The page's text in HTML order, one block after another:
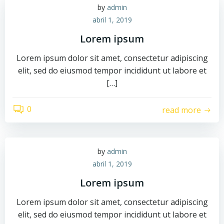
by admin
abril 1, 2019
Lorem ipsum
Lorem ipsum dolor sit amet, consectetur adipiscing
elit, sed do eiusmod tempor incididunt ut labore et
[…]
0 read more
by admin
abril 1, 2019
Lorem ipsum
Lorem ipsum dolor sit amet, consectetur adipiscing
elit, sed do eiusmod tempor incididunt ut labore et